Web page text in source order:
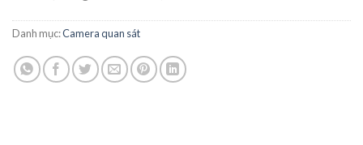
Danh mục:Camera quan sát